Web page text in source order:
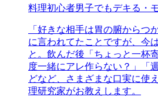
料理初心者男子でもデキる・
「好きな相手は胃の腑からつ
に言われてたことですが、今
と。飲んだ後「ちょっと一杯
度一緒にアレ作らない？」「
どなど、さまざまな口実に使
理研究家がお教えします。